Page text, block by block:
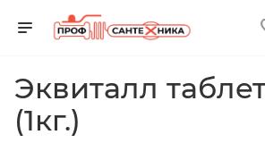
Эквиталл
(1кг.)